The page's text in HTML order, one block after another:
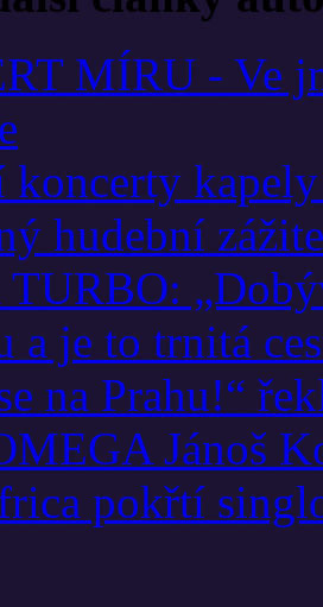
MÍRU - Ve
koncerty
hudební
a je to trnitá
na Prahu!“
Jánoš
pokřtí